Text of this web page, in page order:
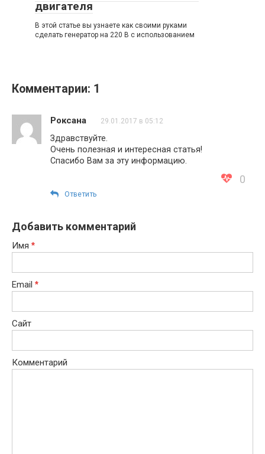
двигателя
В этой статье вы узнаете как своими руками
сделать генератор на 220 В с использованием
Комментарии: 1
Роксана 29.01.2017 в 05:12
Здравствуйте.
Очень полезная и интересная статья!
Спасибо Вам за эту информацию.
0
Ответить
Добавить комментарий
Имя *
Email *
Сайт
Комментарий